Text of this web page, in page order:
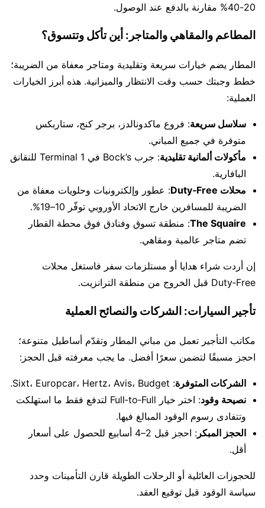
20-40% مقارنة بالدفع عند الوصول.
المطاعم والمقاهي والمتاجر: أين تأكل وتتسوق؟
المطار يضم خيارات سريعة وتقليدية ومتاجر معفاة من الضريبة؛
خطط وجبتك حسب وقت الانتظار والميزانية. هذه أبرز الخيارات
العملية:
سلاسل سريعة: فروع ماكدونالدز، برجر كنج، ستاربكس
متوفرة في جميع المباني.
مأكولات ألمانية تقليدية
: جرب Bock’s في Terminal 1 للنقانق
البافارية.
محلات Duty‑Free
: عطور وإلكترونيات وحلويات معفاة من
الضريبة للمسافرين خارج الاتحاد الأوروبي توفّر 10–19%.
The Squaire: منطقة تسوق وفنادق فوق محطة القطار
تضم متاجر عالمية ومقاهي.
إن أردت شراء هدايا أو مستلزمات سفر فاستغل محلات
Duty‑Free قبل الخروج من منطقة الترانزيت.
تأجير السيارات: الشركات والنصائح العملية
مكاتب التأجير تعمل من مباني المطار وتقدّم أساطيل متنوعة؛
احجز مسبقًا لتضمن سعرًا أفضل. ما يجب معرفته قبل الحجز:
الشركات المتوفرة: Sixt، Europcar، Hertz، Avis، Budget.
نصيحة وقود
: اختر خيار Full‑to‑Full لتدفع فقط ما استهلكت
وتتفادى رسوم الوقود المبالغ فيها.
الحجز المبكر
: احجز قبل 2–4 أسابيع للحصول على أسعار
أقل.
للحجوزات العائلية أو الرحلات الطويلة قارن التأمينات وحدد
سياسة الوقود قبل توقيع العقد.